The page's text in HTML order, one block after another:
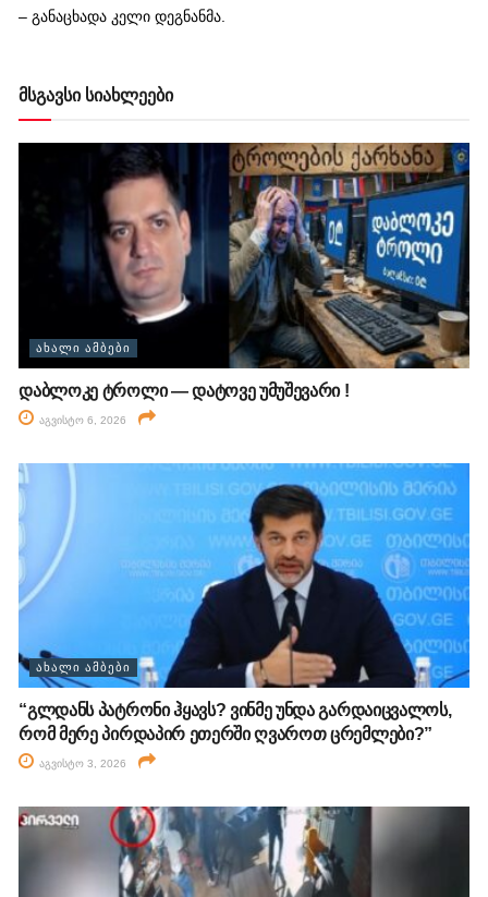
– განაცხადა კელი დეგნანმა.
მსგავსი სიახლეები
ᲐᲮᲐᲚᲘ ᲐᲛᲑᲔᲑᲘ
დაბლოკე ტროლი — დატოვე უმუშევარი !
აგვისტო 6, 2026
ᲐᲮᲐᲚᲘ ᲐᲛᲑᲔᲑᲘ
“გლდანს პატრონი ჰყავს? ვინმე უნდა გარდაიცვალოს,
რომ მერე პირდაპირ ეთერში ღვაროთ ცრემლები?”
აგვისტო 3, 2026